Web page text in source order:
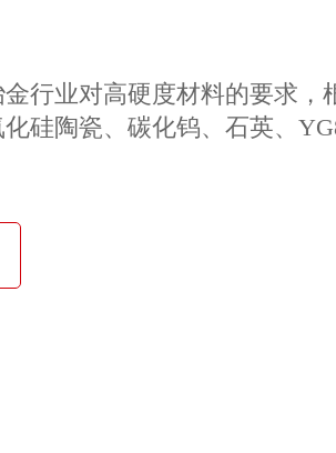
行业对高硬度材料的要求，
硅陶瓷、碳化钨、石英、